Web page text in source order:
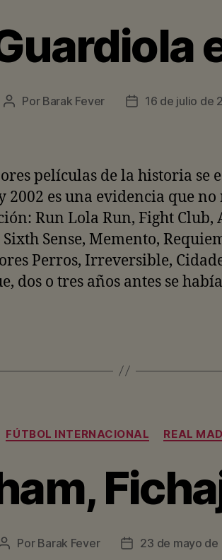
Autor
Por Barak Fever
Fecha16 de julio de
películas de la historia se
2002 es una evidencia que
Run Lola Run, Fight Club,
Sixth Sense, Memento,
Perros, Irreversible,
dos o tres años antes se
Categorías
FÚTBOL INTERNACIONAL REAL
Autor
Por Barak Fever
Fecha23 de mayo